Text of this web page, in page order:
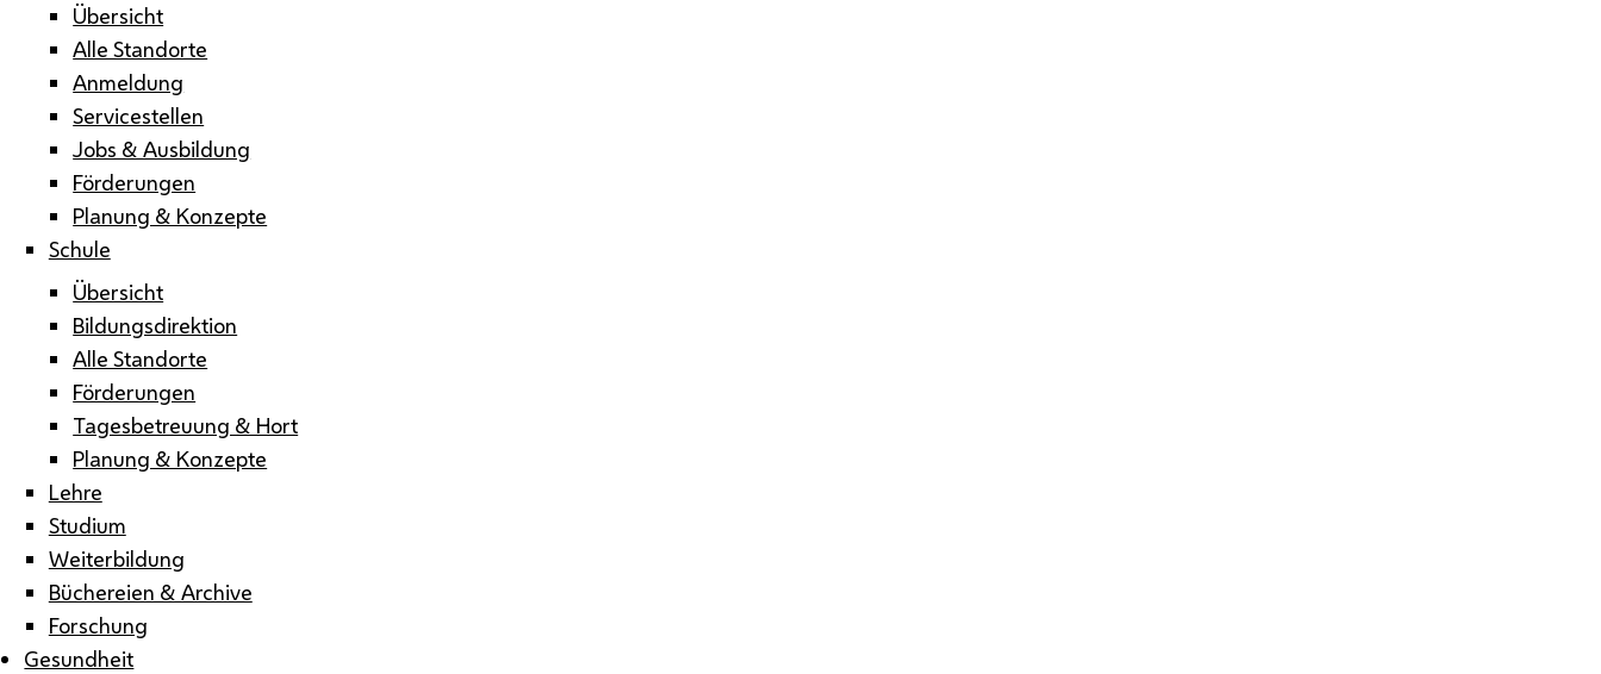
Übersicht
Alle Standorte
Anmeldung
Servicestellen
Jobs & Ausbildung
Förderungen
Planung & Konzepte
Schule
Übersicht
Bildungsdirektion
Alle Standorte
Förderungen
Tagesbetreuung & Hort
Planung & Konzepte
Lehre
Studium
Weiterbildung
Büchereien & Archive
Forschung
Gesundheit